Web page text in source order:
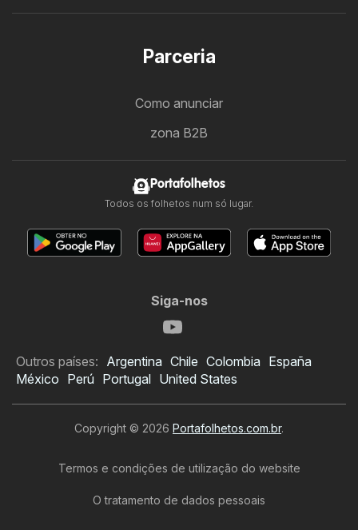
Parceria
Como anunciar
zona B2B
Portafolhetos
Todos os folhetos num só lugar.
Siga-nos
Outros países: Argentina Chile Colombia España
México Perú Portugal United States
Copyright © 2026 Portafolhetos.com.br.
Termos e condições de utilização do website
O tratamento de dados pessoais